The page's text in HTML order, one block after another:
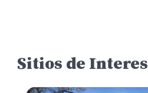
Sitios de Interes